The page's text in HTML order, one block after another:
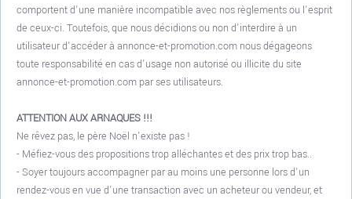
comportent d'une manière incompatible avec nos règlements ou l'esprit
de ceux-ci. Toutefois, que nous décidions ou non d'interdire à un
utilisateur d'accéder à annonce-et-promotion.com nous dégageons
toute responsabilité en cas d'usage non autorisé ou illicite du site
annonce-et-promotion.com par ses utilisateurs.
ATTENTION AUX ARNAQUES !!!
Ne rêvez pas, le père Noël n'existe pas !
- Méfiez-vous des propositions trop alléchantes et des prix trop bas..
- Soyer toujours accompagner par au moins une personne lors d'un
rendez-vous en vue d'une transaction avec un acheteur ou vendeur, et